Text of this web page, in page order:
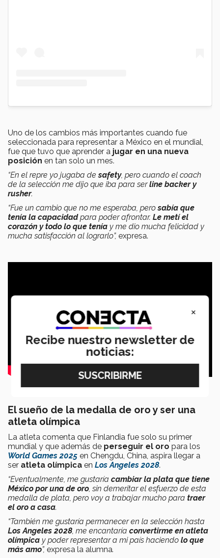
Uno de los cambios más importantes cuando fue
seleccionada para representar a México en el mundial,
fue que tuvo que aprender a jugar en una nueva
posición en tan solo un mes.
“En el repre yo jugaba desafety, pero cuando el coach
de la selección me dijo que iba para serline backer y
rusher.
“Fue un cambio que no me esperaba, perosabía que
tenía la capacidadpara poder afrontar. Le metí el
corazón y todo lo que tenía y me dio mucha felicidad y
mucha satisfacción al lograrlo”, expresa.
El sueño de la medalla de oro y ser una
atleta olímpica
La atleta comenta que Finlandia fue solo su primer
mundial y que además de perseguir el oro para los
World Games 2025 en Chengdu, China, aspira llegar a
ser atleta olímpica en Los Angeles 2028.
“Eventualmente, me gustaría cambiar la plata que tiene
México por una de oro , sin demeritar el esfuerzo de esta
medalla de plata, pero voy a trabajar mucho para traer
el oro a casa.
“También me gustaría permanecer en la selección hasta
Los Angeles 2028 , me encantaría convertirme en atleta
olímpica y poder representar a mi país haciendo lo que
más amo”, expresa la alumna.
×
Recibe nuestro newsletter de
noticias: